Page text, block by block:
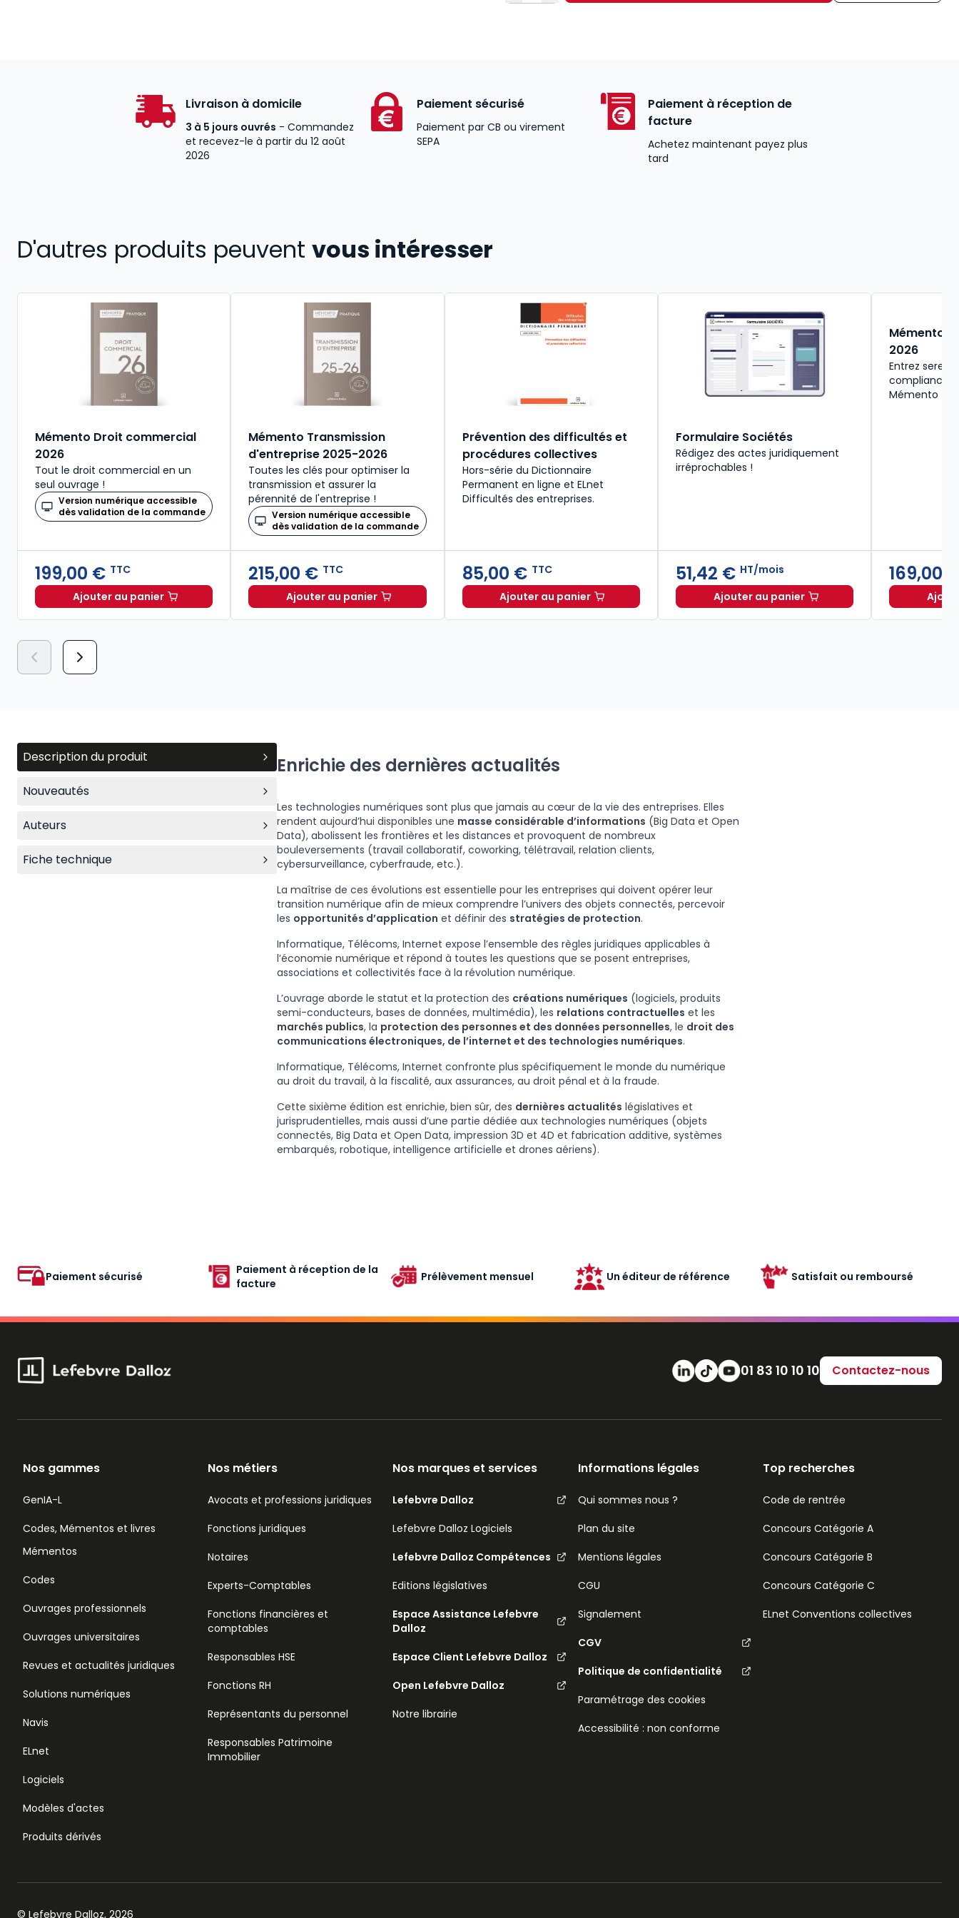
Livraison à domicile
3 à 5 jours ouvrés - Commandez
et recevez-le à partir du 12 août
2026
Paiement sécurisé
Paiement par CB ou virement
SEPA
Paiement à réception de
facture
Achetez maintenant payez plus
tard
D'autres produits peuvent vous intéresser
Mémento Droit commercial
2026
Tout le droit commercial en un
seul ouvrage !
Version numérique accessible
dès validation de la commande
199,00 € TTC
Ajouter au panierMémento Droit commercial 2026 à 199,00 € TTC
Mémento Transmission
d'entreprise 2025-2026
Toutes les clés pour optimiser la
transmission et assurer la
pérennité de l'entreprise !
Version numérique accessible
dès validation de la commande
215,00 € TTC
Ajouter au panierMémento Transmission d'entreprise 2025-2026 à 215,00 € TTC
Prévention des difficultés et
procédures collectives
Hors-série du Dictionnaire
Permanent en ligne et ELnet
Difficultés des entreprises.
85,00 € TTC
Ajouter au panierPrévention des difficultés et procédures collectives à 85,00 € TTC
Formulaire Sociétés
Rédigez des actes juridiquement
irréprochables !
51,42 € HT/mois
Ajouter au panierFormulaire Sociétés à 51,42 € HT/
Mémento
2026
Entrez
compliance
Mémento
169,00
Description du produit
Nouveautés
Auteurs
Fiche technique
Enrichie des dernières actualités
Les technologies numériques sont plus que jamais au cœur de la vie des entreprises. Elles
rendent aujourd’hui disponibles une masse considérable d’informations (Big Data et Open
Data), abolissent les frontières et les distances et provoquent de nombreux
bouleversements (travail collaboratif, coworking, télétravail, relation clients,
cybersurveillance, cyberfraude, etc.).
La maîtrise de ces évolutions est essentielle pour les entreprises qui doivent opérer leur
transition numérique afin de mieux comprendre l’univers des objets connectés, percevoir
les opportunités d’application et définir des stratégies de protection.
Informatique, Télécoms, Internet expose l’ensemble des règles juridiques applicables à
l’économie numérique et répond à toutes les questions que se posent entreprises,
associations et collectivités face à la révolution numérique.
L’ouvrage aborde le statut et la protection des créations numériques (logiciels, produits
semi-conducteurs, bases de données, multimédia), les relations contractuelles et les
marchés publics, la protection des personnes et des données personnelles, le droit des
communications électroniques, de l’internet et des technologies numériques.
Informatique, Télécoms, Internet confronte plus spécifiquement le monde du numérique
au droit du travail, à la fiscalité, aux assurances, au droit pénal et à la fraude.
Cette sixième édition est enrichie, bien sûr, des dernières actualités législatives et
jurisprudentielles, mais aussi d’une partie dédiée aux technologies numériques (objets
connectés, Big Data et Open Data, impression 3D et 4D et fabrication additive, systèmes
embarqués, robotique, intelligence artificielle et drones aériens).
Paiement sécurisé
Paiement à réception de la
facture
Prélèvement mensuel Un éditeur de référence Satisfait ou remboursé
Numéro de téléphone
01 83 10 10 10 Contactez-nous
Nos gammes
GenIA-L
Codes, Mémentos et livres
Mémentos
Codes
Ouvrages professionnels
Ouvrages universitaires
Revues et actualités juridiques
Solutions numériques
Navis
ELnet
Logiciels
Modèles d'actes
Produits dérivés
Nos métiers
Avocats et professions juridiques
Fonctions juridiques
Notaires
Experts-Comptables
Fonctions financières et
comptables
Responsables HSE
Fonctions RH
Représentants du personnel
Responsables Patrimoine
Immobilier
Nos marques et services
Lefebvre Dalloz
Lefebvre Dalloz Logiciels
Lefebvre Dalloz Compétences
Editions législatives
Espace Assistance Lefebvre
Dalloz
Espace Client Lefebvre Dalloz
Open Lefebvre Dalloz
Notre librairie
Informations légales
Qui sommes nous ?
Plan du site
Mentions légales
CGU
Signalement
CGV
Politique de confidentialité
Paramétrage des cookies
Accessibilité : non conforme
Top recherches
Code de rentrée
Concours Catégorie A
Concours Catégorie B
Concours Catégorie C
ELnet Conventions collectives
© Lefebvre Dalloz, 2026